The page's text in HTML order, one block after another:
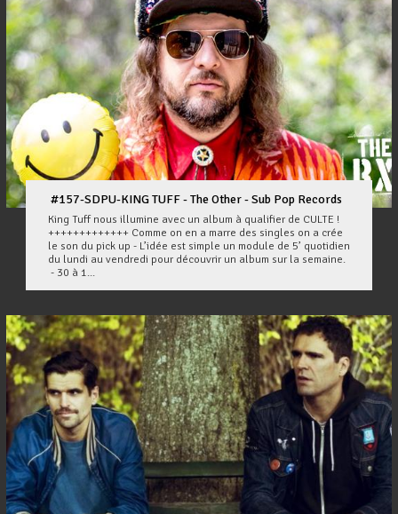
#157-SDPU-KING TUFF - The Other - Sub Pop Records
King Tuff nous illumine avec un album à qualifier de CULTE !
+++++++++++++ Comme on en a marre des singles on a crée
le son du pick up - L’idée est simple un module de 5’ quotidien
du lundi au vendredi pour découvrir un album sur la semaine.
- 30 à 1...